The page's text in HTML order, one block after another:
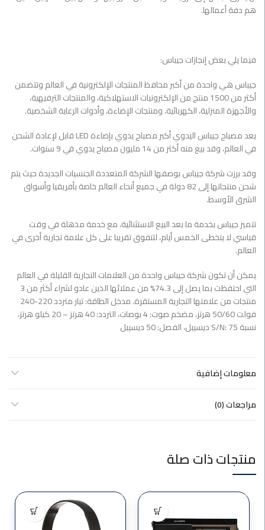
هم دفة أعمالها.
فيما يلي بعض إنجازات جيباس:
جيباس هي واحدة من أكبر محافظ المنتجات الإلكترونية في العالم وتتضمن
أكثر من 1500 منتج من الإلكترونيات الاستهلاكية، والمنتجات الترفيهية،
والأجهزة المنزلية، الكهربائية، ومنتجات الإضاءة، وأدوات الرعاية الشخصية.
يعد مصباح جيباس اليدوي أكبر مصباح يدوي بإضاءة LED قابل لإعادة الشحن
في العالم، وقد بيع منه أكثر من 14 مليون مصباح يدوي في 9 سنوات.
وقد برزت شركة جيباس بوصفها الشركة المتعددة الجنسيات الجديدة حيث يتم
شحن منتجاتها إلى 82 دولة في جميع أنحاء العالم خاصة بأفريقيا وأسواق
الشرق الأوسط.
تتميز جيباس بخدمة ما بعد البيع الاستثنائية، مع خدمة مذهلة في وقت
قياسي لا يتخطى الخمس أيام، لتتفوق تقريبا على كل علامة تجارية أخرى في
العالم.
يمكن أن تكون شركة جيباس واحدة من العلامات التجارية القليلة في العالم
التي احتفظت بما يصل إلى 74.3% من عملائها الذين عادو لشراء أكثر من 3
منتجات من علامتها التجارية المستقرة. مدخل الطاقة: تيار متردد 220-240
فولت 50/60 هرتز، مضخم صوت: 4 بوصات، التردد: 40 هرتز – 20 كيلو هرتز،
نسبة S/N: 75 ديسيبل، الفصل: 50 ديسيبل
معلومات إضافية
مراجعات (0)
منتجات ذات صلة